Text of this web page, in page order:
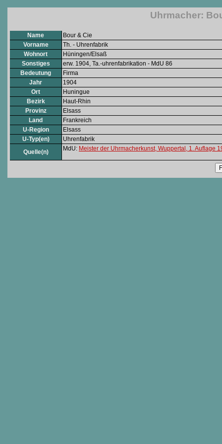
Uhrmacher:
Name
Bour & Cie
Vorname
Th. - Uhrenfabrik
Wohnort
Hüningen/Elsaß
Sonstiges
erw. 1904, Ta.-uhrenfabrikation - MdU 86
Bedeutung
Firma
Jahr
1904
Ort
Huningue
Bezirk
Haut-Rhin
Provinz
Elsass
Land
Frankreich
U-Region
Elsass
U-Typ(en)
Uhrenfabrik
Quelle(n)
MdU: Meister der Uhrmacherkunst, Wuppertal, 1. Auflage